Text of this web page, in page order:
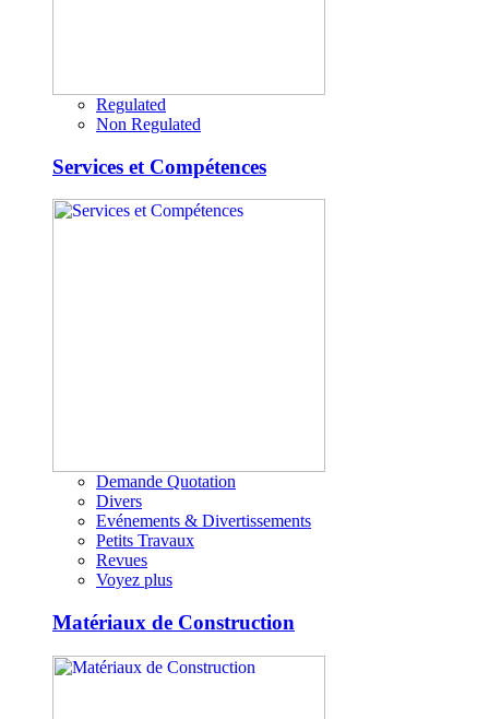
Regulated
Non Regulated
Services et Compétences
Demande Quotation
Divers
Evénements & Divertissements
Petits Travaux
Revues
Voyez plus
Matériaux de Construction